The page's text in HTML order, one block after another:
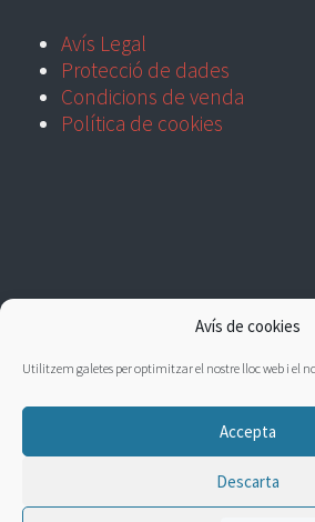
Avís de cookies
Utilitzem galetes per optimitzar el nostre lloc web i el
Accepta
Descarta
Avís Legal
Protecció de dades
Condicions de venda
Política de cookies